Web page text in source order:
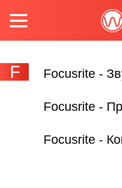
F Focusrite -
Focusrite -
Focusrite -